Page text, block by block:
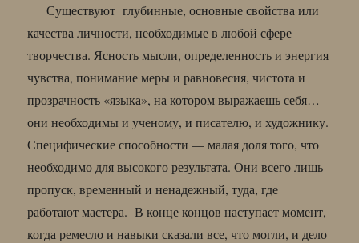
Существуют глубинные, основные свойства или
качества личности, необходимые в любой сфере
творчества. Ясность мысли, определенность и энергия
чувства, понимание меры и равновесия, чистота и
прозрачность «языка», на котором выражаешь себя…
они необходимы и ученому, и писателю, и художнику.
Специфические способности — малая доля того, что
необходимо для высокого результата. Они всего лишь
пропуск, временный и ненадежный, туда, где
работают мастера. В конце концов наступает момент,
когда ремесло и навыки сказали все, что могли, и дело